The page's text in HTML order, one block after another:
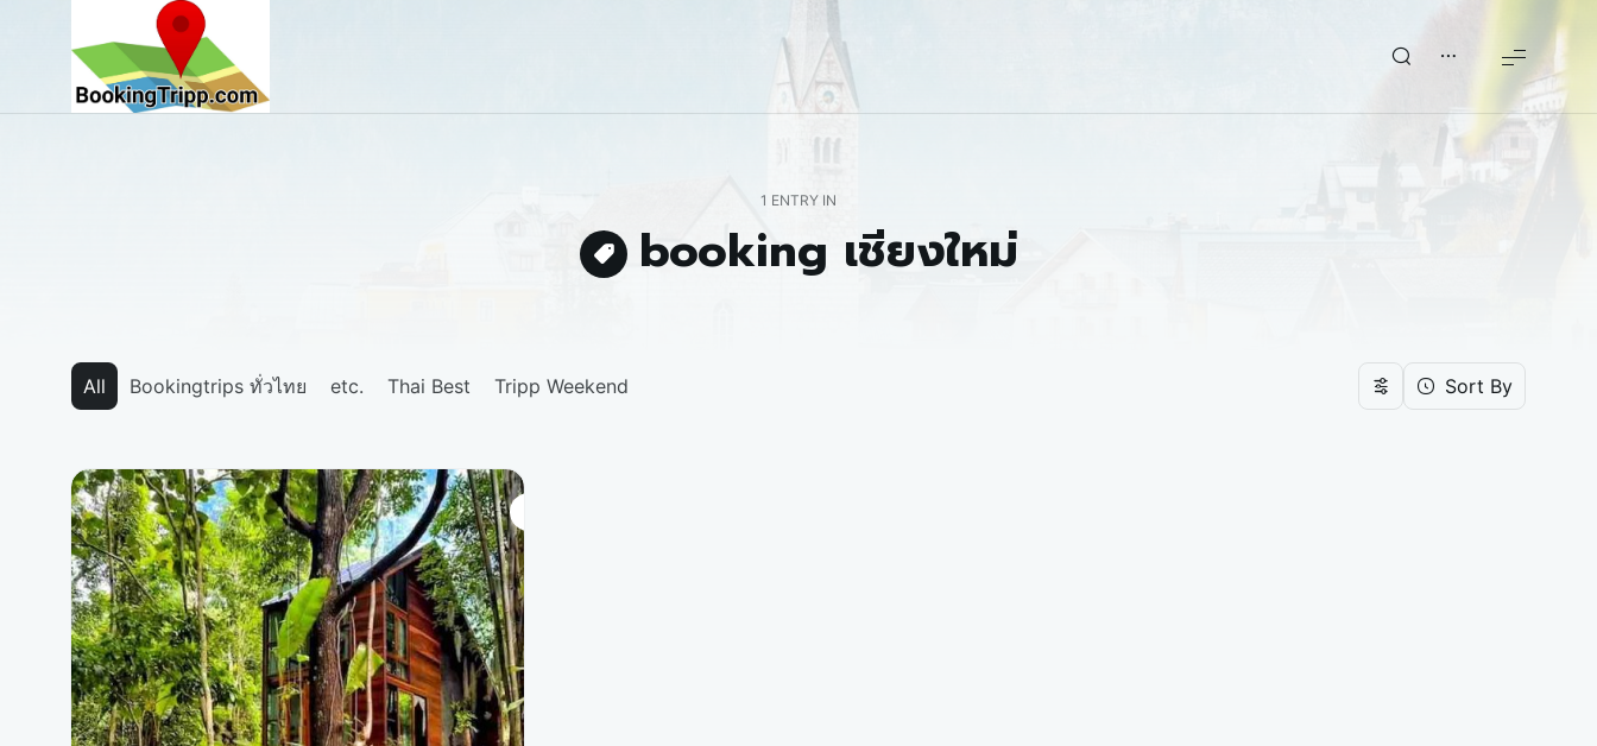
bookingtripp.com
1 ENTRY IN
booking เชียงใหม่
All Bookingtrips ทั่วไทย etc. Thai Best Tripp Weekend Sort By